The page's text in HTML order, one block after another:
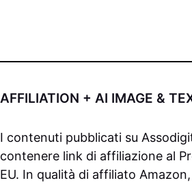
AFFILIATION + AI IMAGE &
I contenuti pubblicati su
contenere link di affiliazione al
EU. In qualità di affiliato